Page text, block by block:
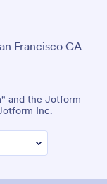
Francisco CA
and the Jotform
Inc.